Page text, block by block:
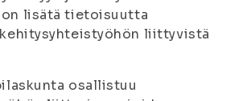
lisätä tietoisuutta
liittyvistä
osallistuu